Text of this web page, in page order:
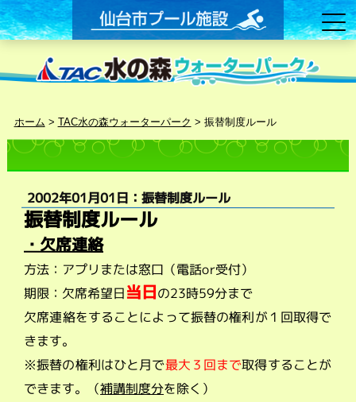
ホーム > TAC水の森ウォーターパーク > 振替制度ルール
2002年01月01日：振替制度ルール
振替制度ルール
・欠席連絡
方法：アプリまたは窓口（電話or受付）
期限：欠席希望日当日の23時59分まで
欠席連絡をすることによって振替の権利が１回取得で
きます。
※振替の権利はひと月で最大３回まで取得することが
できます。（補講制度分を除く）